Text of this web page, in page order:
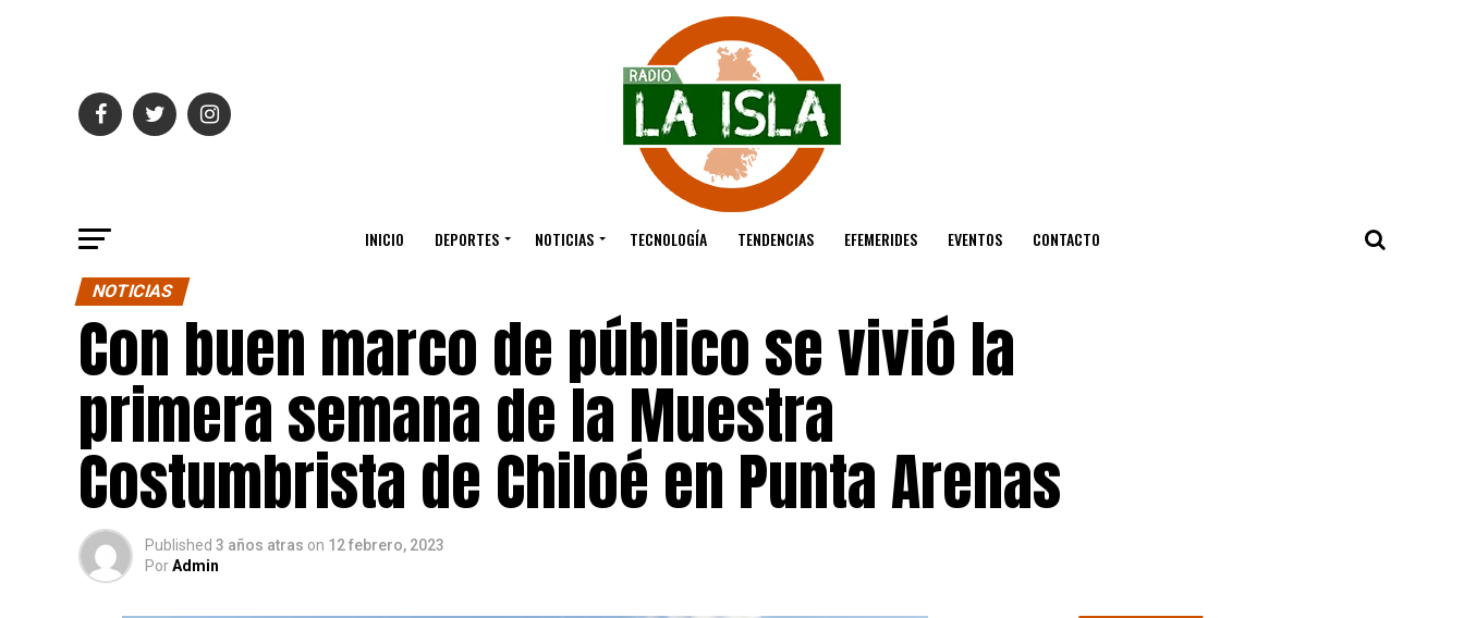
INICIO DEPORTES NOTICIAS TECNOLOGÍA TENDENCIAS EFEMERIDES EVENTOS CONTACTO
NOTICIAS
Con buen marco de público se vivió la
primera semana de la Muestra
Costumbrista de Chiloé en Punta Arenas
Published 3 años atras on 12 febrero, 2023
PorAdmin